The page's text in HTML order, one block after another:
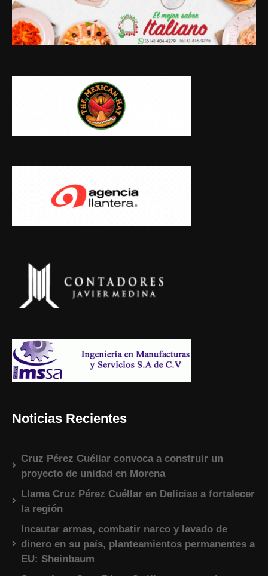
Noticias Recientes
Cruz Pérez Cuéllar convoca a construir un
proyecto de unidad en Morena
Llama Cruz Pérez Cuéllar en Delicias a fortalecer
la región
Incautar armas, combatir narco y lavado de
dinero en su país, planteamientos permanentes a
EU: Sheinbaum